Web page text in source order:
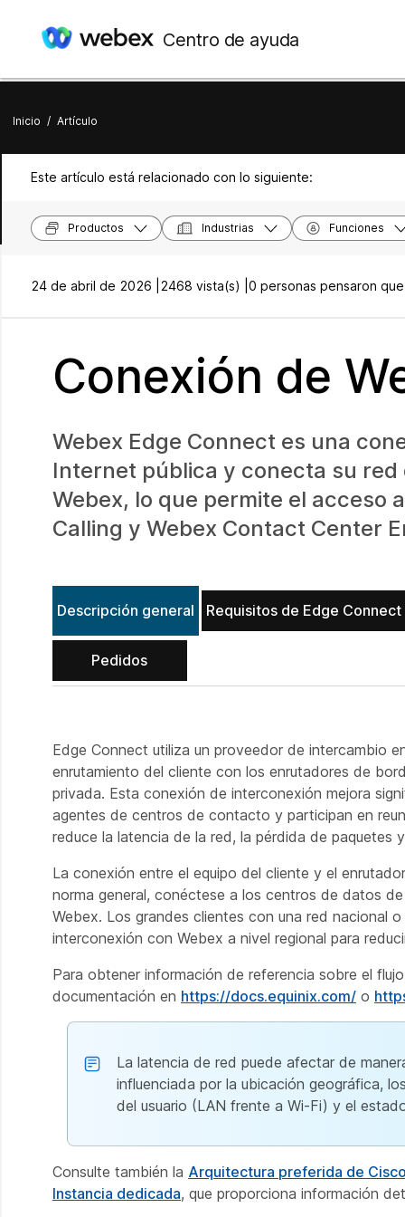
Centro de ayuda
Inicio / Artículo
Este artículo está relacionado con lo siguiente:
Productos Industrias Funciones
24 de abril de 2026 | 2468 vista(s) | 0 personas pensaron
Conexión de
Webex Edge Connect es una
Internet pública y conecta su
Webex, lo que permite el acceso
Calling y Webex Contact Center
Descripción general Requisitos de Edge Connect
Pedidos
Edge Connect utiliza un proveedor de intercambio
enrutamiento del cliente con los enrutadores de
privada. Esta conexión de interconexión mejora
agentes de centros de contacto y participan en
reduce la latencia de la red, la pérdida de paquetes
La conexión entre el equipo del cliente y el
norma general, conéctese a los centros de datos
Webex. Los grandes clientes con una red nacional
interconexión con Webex a nivel regional para
Para obtener información de referencia sobre el
documentación en https://docs.equinix.com/ o
La latencia de red puede afectar de
influenciada por la ubicación geográfica,
del usuario (LAN frente a Wi-Fi) y el
Consulte también la Arquitectura preferida de
Instancia dedicada, que proporciona información